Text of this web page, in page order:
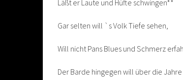
Läßt er Laute und Hüfte schwingen**
Gar selten will `s Volk Tiefe sehen,
Will nicht Pans Blues und Schmerz
Der Barde hingegen will über die Jahre